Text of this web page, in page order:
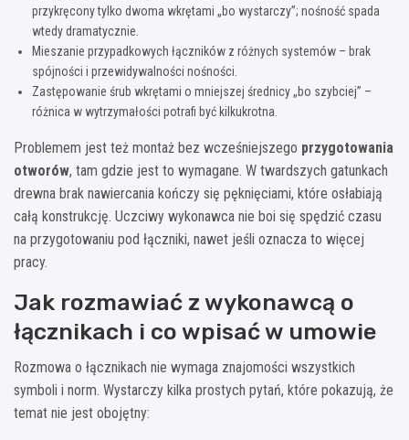
przykręcony tylko dwoma wkrętami „bo wystarczy”; nośność spada
wtedy dramatycznie.
Mieszanie przypadkowych łączników z różnych systemów – brak
spójności i przewidywalności nośności.
Zastępowanie śrub wkrętami o mniejszej średnicy „bo szybciej” –
różnica w wytrzymałości potrafi być kilkukrotna.
Problemem jest też montaż bez wcześniejszego przygotowania
otworów, tam gdzie jest to wymagane. W twardszych gatunkach
drewna brak nawiercania kończy się pęknięciami, które osłabiają
całą konstrukcję. Uczciwy wykonawca nie boi się spędzić czasu
na przygotowaniu pod łączniki, nawet jeśli oznacza to więcej
pracy.
Jak rozmawiać z wykonawcą o
łącznikach i co wpisać w umowie
Rozmowa o łącznikach nie wymaga znajomości wszystkich
symboli i norm. Wystarczy kilka prostych pytań, które pokazują, że
temat nie jest obojętny: